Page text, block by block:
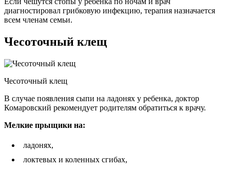
диагностировал грибковую инфекцию, терапия назначается
всем членам семьи.
Чесоточный клещ
Чесоточный клещ
В случае появления сыпи на ладонях у ребенка, доктор
Комаровский рекомендует родителям обратиться к врачу.
Мелкие прыщики на:
ладонях,
локтевых и коленных сгибах,